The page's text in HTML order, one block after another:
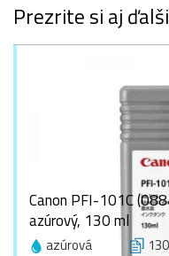
Prezrite si aj
Canon PFI-101C
azúrový, 130 ml
azúrová